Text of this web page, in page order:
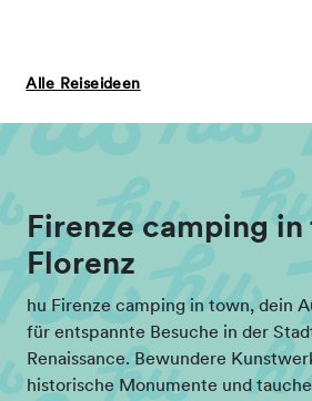
Alle Reiseideen
Firenze camping in
Florenz
hu Firenze camping in town, dein
für entspannte Besuche in der
Renaissance. Bewundere
historische Monumente und